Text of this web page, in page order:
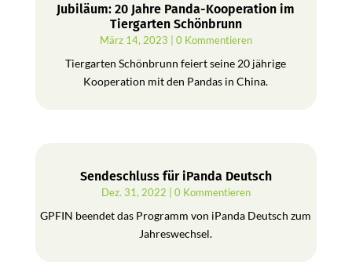
Jubiläum: 20 Jahre Panda-Kooperation im
Tiergarten Schönbrunn
März 14, 2023 | 0 Kommentieren
Tiergarten Schönbrunn feiert seine 20 jährige
Kooperation mit den Pandas in China.
Sendeschluss für iPanda Deutsch
Dez. 31, 2022 | 0 Kommentieren
GPFIN beendet das Programm von iPanda Deutsch zum
Jahreswechsel.